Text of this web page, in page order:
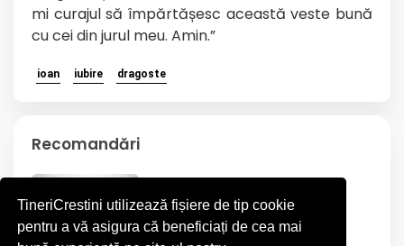
TineriCrestini utilizează fișiere de tip cookie
pentru a vă asigura că beneficiați de cea mai
mi curajul să împărtășesc această veste bună
cu cei din jurul meu. Amin.”
ioan iubire dragoste
Recomandări